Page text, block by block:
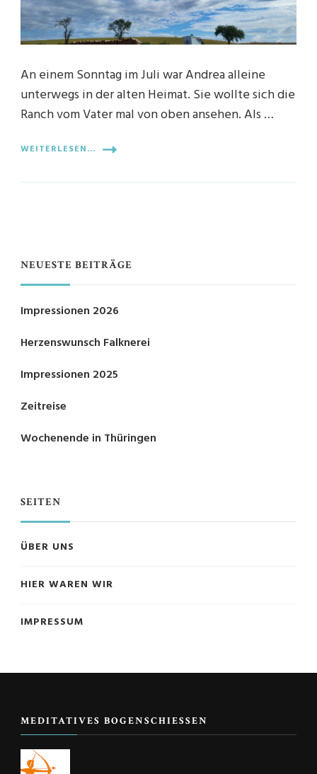
An einem Sonntag im Juli war Andrea alleine
unterwegs in der alten Heimat. Sie wollte sich die
Ranch vom Vater mal von oben ansehen. Als …
WEITERLESEN...
NEUESTE BEITRÄGE
Impressionen 2026
Herzenswunsch Falknerei
Impressionen 2025
Zeitreise
Wochenende in Thüringen
SEITEN
ÜBER UNS
HIER WAREN WIR
IMPRESSUM
MEDITATIVES BOGENSCHIESSEN